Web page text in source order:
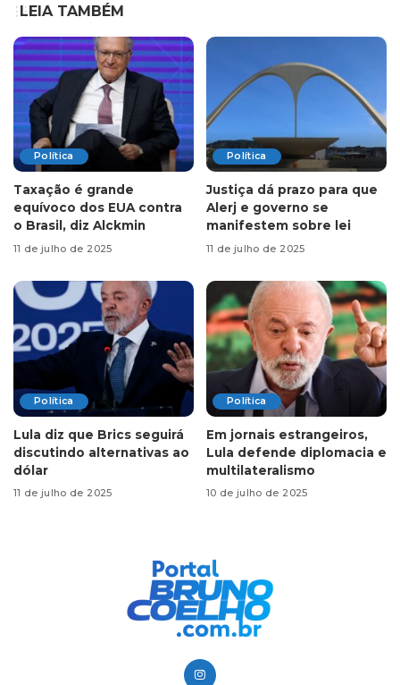
LEIA TAMBÉM
Política
Taxação é grande
equívoco dos EUA contra
o Brasil, diz Alckmin
11 de julho de 2025
Política
Justiça dá prazo para que
Alerj e governo se
manifestem sobre lei
11 de julho de 2025
Política
Lula diz que Brics seguirá
discutindo alternativas ao
dólar
11 de julho de 2025
Política
Em jornais estrangeiros,
Lula defende diplomacia e
multilateralismo
10 de julho de 2025